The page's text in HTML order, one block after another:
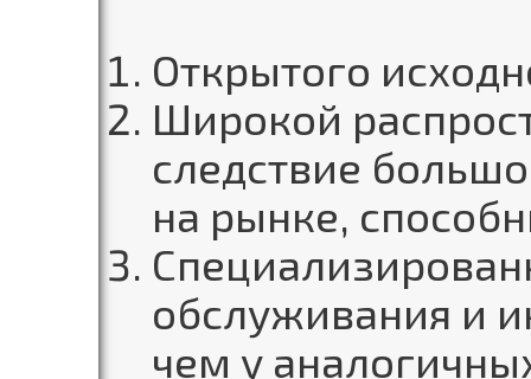
Открытого
Широкой
следствие
на рынке,
обслуживания и
чем у